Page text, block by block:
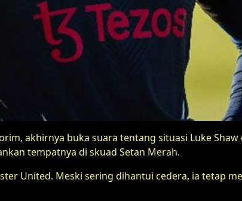
akhirnya buka suara tentang situasi Luke
tempatnya di skuad Setan Merah.
United. Meski sering dihantui cedera, ia tetap